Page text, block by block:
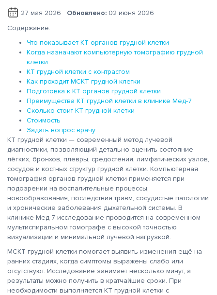
27 мая 2026 Обновлено: 02 июня 2026
Содержание:
Что показывает КТ органов грудной клетки
Когда назначают компьютерную томографию грудной
клетки
КТ грудной клетки с контрастом
Как проходит МСКТ грудной клетки
Подготовка к КТ органов грудной клетки
Преимущества КТ грудной клетки в клинике Мед-7
Сколько стоит КТ грудной клетки
Стоимость
Задать вопрос врачу
КТ грудной клетки — современный метод лучевой
диагностики, позволяющий детально оценить состояние
лёгких, бронхов, плевры, средостения, лимфатических узлов,
сосудов и костных структур грудной клетки. Компьютерная
томография органов грудной клетки применяется при
подозрении на воспалительные процессы,
новообразования, последствия травм, сосудистые патологии
и хронические заболевания дыхательной системы. В
клинике Мед-7 исследование проводится на современном
мультиспиральном томографе с высокой точностью
визуализации и минимальной лучевой нагрузкой.
МСКТ грудной клетки помогает выявить изменения ещё на
ранних стадиях, когда симптомы выражены слабо или
отсутствуют. Исследование занимает несколько минут, а
результаты можно получить в кратчайшие сроки. При
необходимости выполняется КТ грудной клетки с